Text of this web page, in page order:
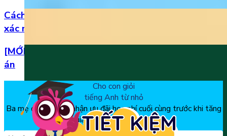
Cách đọc số thập phân trong tiếng Anh chuẩn
xác nhất
[MỚI] Bộ đề thi tiếng Anh lớp 1 học kì 2 kèm đáp
án
Cho con giỏi
tiếng Anh từ nhỏ
Ba mẹ đăng ký để nhận ưu đãi học phí cuối cùng trước khi tăng
giá, chỉ từ 150k/tháng